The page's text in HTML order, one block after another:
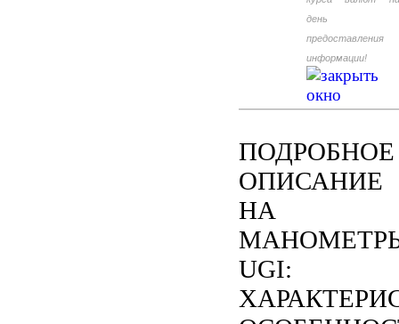
день
предоставления
информации!
ПОДРОБНОЕ
ОПИСАНИЕ
НА
UGI: